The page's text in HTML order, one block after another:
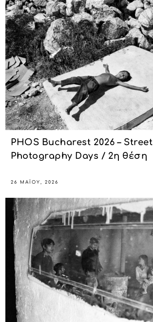
PHOS Bucharest 2026 – Street
Photography Days / 2η θέση
26 ΜΑΪ́ΟΥ, 2026